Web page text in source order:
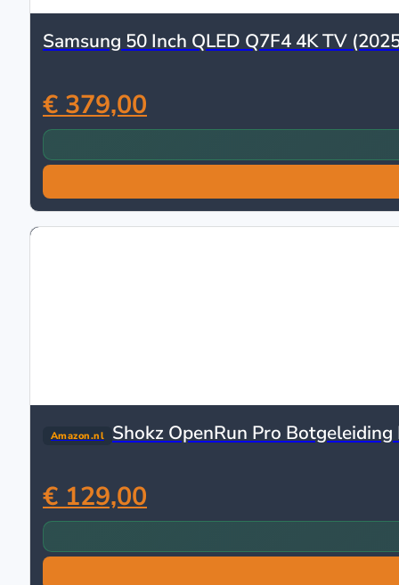
Samsung 50 Inch QLED Q7F4 4K TV
€ 379,00
Amazon.nl Shokz OpenRun Pro
€ 129,00